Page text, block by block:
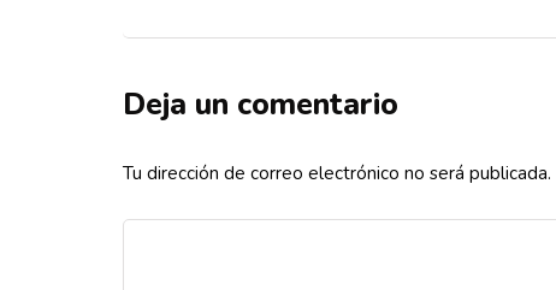
Deja un comentario
Tu dirección de correo electrónico no será publicada.